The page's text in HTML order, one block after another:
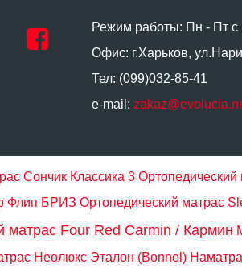
Режим работы: Пн - Пт с
Офис: г.Харьков,
Тел: (099)032-85-41
e-mail:
Сончик Классика 3
Флип БРИЗ Ортопедический матрас
матрас Four Red Carmin / Кармин
Неолюкс Эталон (Bonnel)